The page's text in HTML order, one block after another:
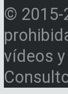
© 2015-
vídeos